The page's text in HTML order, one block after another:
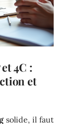
4C :
et
solide, il faut